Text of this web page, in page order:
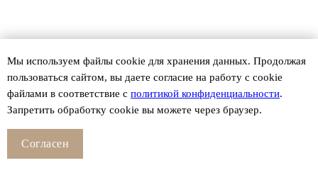
Мы используем файлы сookie для хранения данных. Продолжая
пользоваться сайтом, вы даете согласие на работу с cookie
файлами в соответствие с политикой конфиденциальности.
Запретить обработку cookie вы можете через браузер.
Согласен